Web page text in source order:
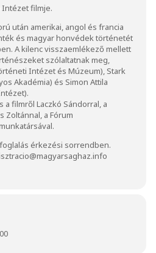
Intézet filmje.
után amerikai, angol és francia
és magyar honvédek történetét
A kilenc visszaemlékező mellett
szólaltatnak meg,
Intézet és Múzeum), Stark
Akadémia) és Simon Attila
filmről Laczkó Sándorral, a
Zoltánnal, a Fórum
érkezési sorrendben.